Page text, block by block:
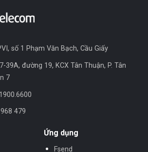
số 1 Phạm Văn Bạch, Cầu Giấy
39A, đường 19, KCX Tân Thuận, P. Tân
7
1900.6600
479
Ứng dụng
Fsend